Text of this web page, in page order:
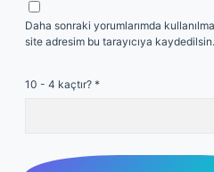
Daha sonraki yorumlarımda
site adresim bu tarayıcıya kaydedilsin.
10 - 4 kaçtır? *